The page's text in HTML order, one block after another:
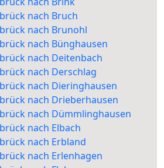
nach Bruch
nach Brunohl
nach Bünghausen
nach Deitenbach
nach Derschlag
nach Dieringhausen
nach Drieberhausen
nach Dümmlinghausen
nach Elbach
nach Erbland
nach Erlenhagen